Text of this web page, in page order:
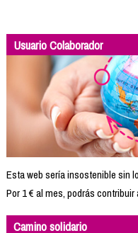
Usuario Colaborador
Esta web sería insostenible sin
Por 1 € al mes, podrás
Camino solidario